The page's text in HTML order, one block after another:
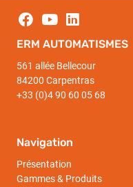
ERM AUTOMATISMES
561 allée Bellecour
84200 Carpentras
+33 (0)4 90 60 05 68
Navigation
Présentation
Gammes & Produits